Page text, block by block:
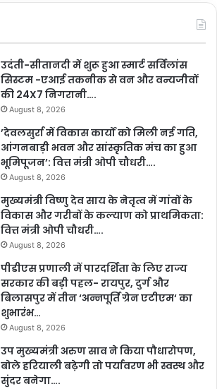
उदंती-सीतानदी में शुरू हुआ स्मार्ट सर्विलांस
सिस्टम -एआई तकनीक से वन और वन्यजीवों
की 24X7 निगरानी….
August 8, 2026
’देवलसुर्रा में विकास कार्यों को मिली नई गति,
आंगनबाड़ी भवन और सांस्कृतिक मंच का हुआ
भूमिपूजन’: वित्त मंत्री ओपी चौधरी….
August 8, 2026
मुख्यमंत्री विष्णु देव साय के नेतृत्व में गांवों के
विकास और गरीबों के कल्याण को प्राथमिकता:
वित्त मंत्री ओपी चौधरी….
August 8, 2026
पीडीएस प्रणाली में पारदर्शिता के लिए राज्य
सरकार की बड़ी पहल- रायपुर, दुर्ग और
बिलासपुर में तीन ‘अन्नपूर्ति ग्रेन एटीएम‘ का
शुभारंभ…
August 8, 2026
उप मुख्यमंत्री अरुण साव ने किया पौधारोपण,
बोले हरियाली बढ़ेगी तो पर्यावरण भी स्वस्थ और
सुंदर बनेगा….